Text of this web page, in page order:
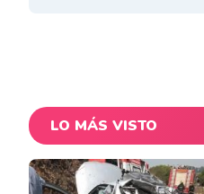
LO MÁS VISTO